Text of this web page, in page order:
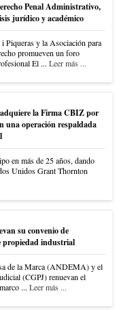
Penal Administrativo,
jurídico y académico
Piqueras y la Asociación para
promueven un foro
El ... Leer más ...
la Firma CBIZ por
una operación respaldada
en más de 25 años, dando
Unidos Grant Thornton
su convenio de
propiedad industrial
de la Marca (ANDEMA) y el
(CGPJ) renuevan el
... Leer más ...